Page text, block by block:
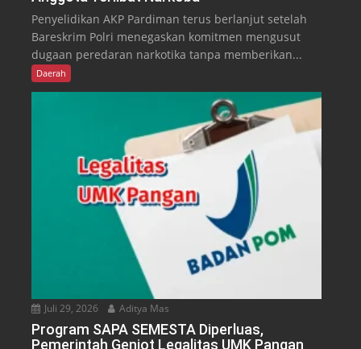
Penyelidikan AKP Pardiman terus berlanjut setelah
Bareskrim Polri menegaskan komitmen mengusut
dugaan peredaran narkotika tanpa memberikan...
Daerah
Juli 29, 2026 Aditya Mas
Program SAPA SEMESTA Diperluas,
Pemerintah Genjot Legalitas UMK Pangan